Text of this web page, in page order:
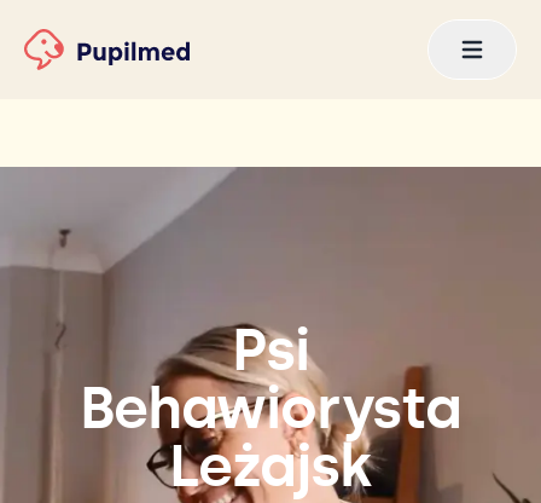
Psi
Behawiorysta
Leżajsk